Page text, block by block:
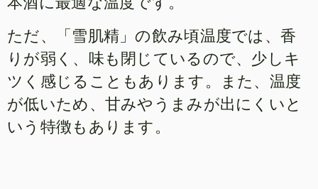
ただ、「雪肌精」の飲み頃温度では、香
りが弱く、味も閉じているので、少しキ
ツく感じることもあります。また、温度
が低いため、甘みやうまみが出にくいと
いう特徴もあります。